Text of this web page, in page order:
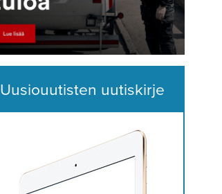
Uusiouutisten uutiskirje